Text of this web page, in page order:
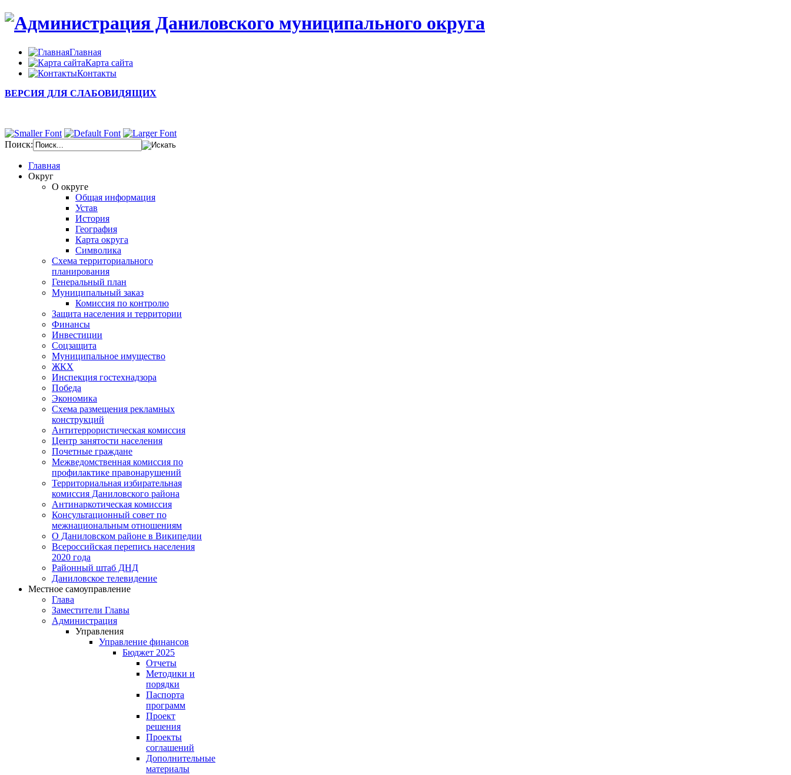
Главная
Карта сайта
Контакты
ВЕРСИЯ ДЛЯ СЛАБОВИДЯЩИХ
Поиск:
Главная
Округ
О округе
Общая информация
Устав
История
География
Карта округа
Символика
Схема территориального
планирования
Генеральный план
Муниципальный заказ
Комиссия по контролю
Защита населения и территории
Финансы
Инвестиции
Соцзащита
Муниципальное имущество
ЖКХ
Инспекция гостехнадзора
Победа
Экономика
Схема размещения рекламных
конструкций
Антитеррористическая комиссия
Центр занятости населения
Почетные граждане
Межведомственная комиссия по
профилактике правонарушений
Территориальная избирательная
комиссия Даниловского района
Антинаркотическая комиссия
Консультационный совет по
межнациональным отношениям
О Даниловском районе в Википедии
Всероссийская перепись населения
2020 года
Районный штаб ДНД
Даниловское телевидение
Местное самоуправление
Глава
Заместители Главы
Администрация
Управления
Управление финансов
Бюджет 2025
Отчеты
Методики и
порядки
Паспорта
программ
Проект
решения
Проекты
соглашений
Дополнительные
материалы